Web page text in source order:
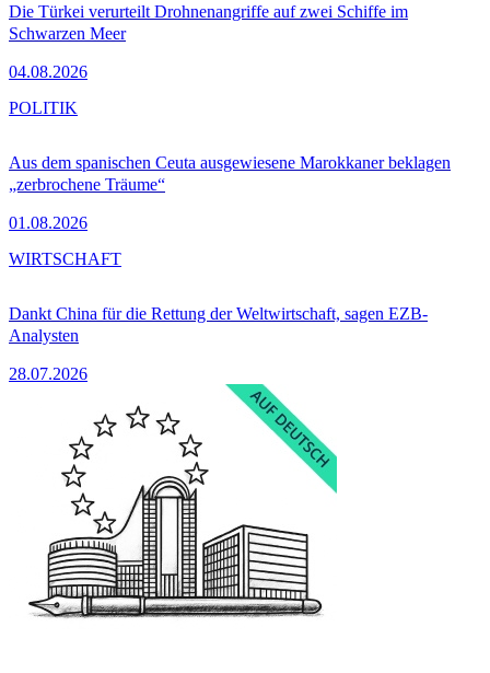
Die Türkei verurteilt Drohnenangriffe auf zwei Schiffe im
Schwarzen Meer
04.08.2026
Aus dem spanischen Ceuta ausgewiesene Marokkaner beklagen
„zerbrochene Träume“
01.08.2026
POLITIK
Dankt China für die Rettung der Weltwirtschaft, sagen EZB-
Analysten
28.07.2026
WIRTSCHAFT